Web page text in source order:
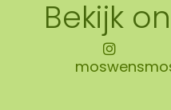
Bekijk
moswens